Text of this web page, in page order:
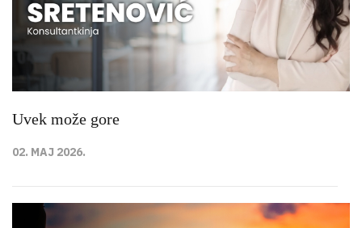
Uvek može gore
02. MAJ 2026.